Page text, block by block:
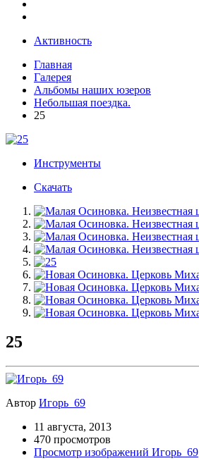
Активность
Главная
Галерея
Альбомы наших юзеров
Небольшая поездка.
25
Инструменты
Скачать
25
Автор Игорь_69
11 августа, 2013
470 просмотров
Просмотр изображений Игорь_69